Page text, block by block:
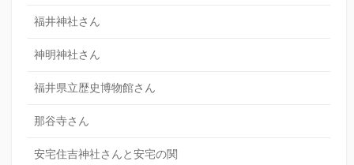
福井神社さん
神明神社さん
福井県立歴史博物館さん
那谷寺さん
安宅住吉神社さんと安宅の関